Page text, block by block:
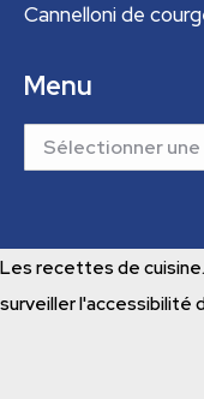
Cannelloni de
Menu
Menu
Les recettes de
surveiller l'accessibilité